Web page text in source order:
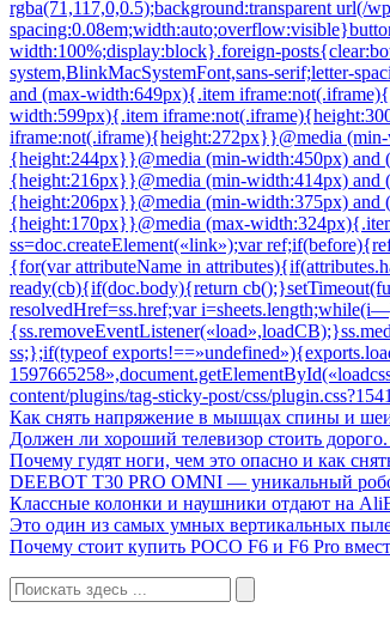
Как снять напряжение в мышцах спины и
Должен ли хороший телевизор стоить
Почему гудят ноги, чем это опасно и как
DEEBOT T30 PRO OMNI — уникальный
Классные колонки и наушники отдают на
Это один из самых умных вертикальных
Почему стоит купить POCO F6 и F6 Pro